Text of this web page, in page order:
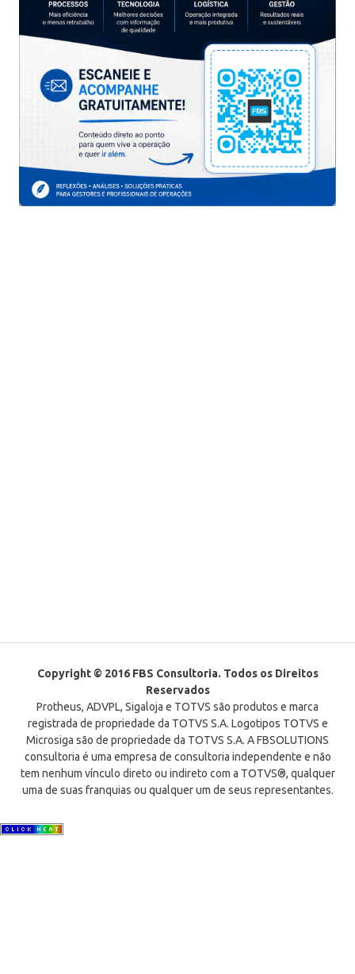
Copyright © 2016 FBS Consultoria. Todos os Direitos
Reservados
Protheus, ADVPL, Sigaloja e TOTVS são produtos e marca
registrada de propriedade da TOTVS S.A. Logotipos TOTVS e
Microsiga são de propriedade da TOTVS S.A. A FBSOLUTIONS
consultoria é uma empresa de consultoria independente e não
tem nenhum vínculo direto ou indireto com a TOTVS®, qualquer
uma de suas franquias ou qualquer um de seus representantes.